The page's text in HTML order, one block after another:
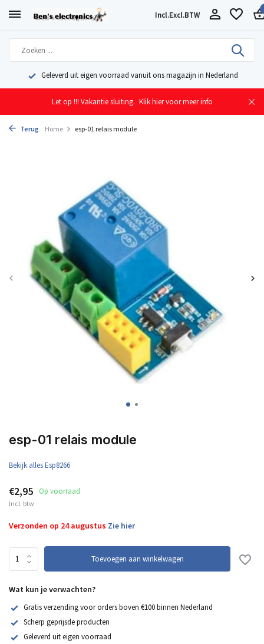
Incl.Excl.BTW
Geleverd uit eigen voorraad vanuit ons magazijn in Nederland
Let op !!! Vakantie sluiting. Klik hier voor meer info
Terug Home esp-01 relais module
esp-01 relais module
Bekijk alles Esp8266
€2,95 Op voorraad
Incl. btw
Verzonden op 24 augustus Zie hier
Toevoegen aan winkelwagen
Wat kun je verwachten?
Gratis verzending voor orders boven €100 binnen Nederland
Scherp geprijsde producten
Geleverd uit eigen voorraad